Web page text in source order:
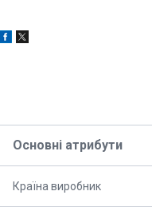
Основні атрибути
Країна виробник